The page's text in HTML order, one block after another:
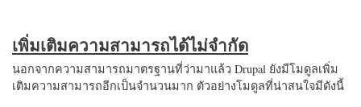
เพิ่มเติมความสามารถได้ไม่จำกัด
นอกจากความสามารถมาตรฐานที่ว่ามาแล้ว Drupal ยังมีโมดูลเพิ่ม
เติมความสามารถอีกเป็นจำนวนมาก ตัวอย่างโมดูลที่น่าสนใจมีดังนี้